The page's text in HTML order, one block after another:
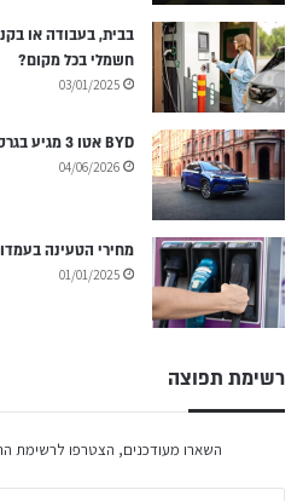
בבית, בעבודה או
חשמלי בכל מקום?
03/01/2025
BYD אטו 3 מגיע בגרסה משודרגת ובמחיר משתלם
04/06/2026
מחירי הטעינה
01/01/2025
רשימת תפוצה
השארו מעודכנים, הצטרפו לרשימת